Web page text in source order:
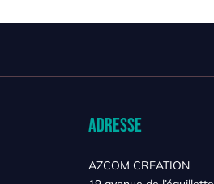
Adresse
AZCOM CREATION